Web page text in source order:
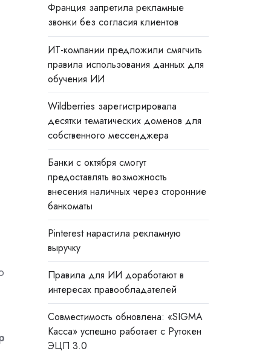
Франция запретила рекламные
звонки без согласия клиентов
ИТ-компании предложили смягчить
правила использования данных для
обучения ИИ
Wildberries зарегистрировала
десятки тематических доменов для
собственного мессенджера
Банки с октября смогут
предоставлять возможность
внесения наличных через сторонние
банкоматы
Pinterest нарастила рекламную
выручку
Правила для ИИ доработают в
интересах правообладателей
Совместимость обновлена: «SIGMA
Касса» успешно работает с Рутокен
ЭЦП 3.0